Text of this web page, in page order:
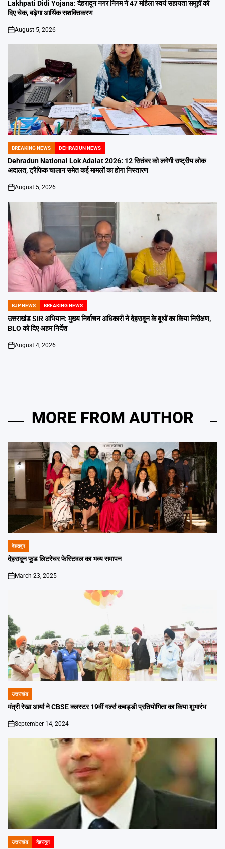
Lakhpati Didi Yojana: देहरादून नगर निगम ने 47 महिला स्वयं सहायता समूहों को
दिए चेक, बढ़ेगा आर्थिक सशक्तिकरण
on
August 5, 2026
POSTED
IN
BREAKING NEWS DEHRADUN NEWS
Dehradun National Lok Adalat 2026: 12 सितंबर को लगेगी राष्ट्रीय लोक
अदालत, ट्रैफिक चालान समेत कई मामलों का होगा निस्तारण
on
August 5, 2026
POSTED
IN
BJP NEWS BREAKING NEWS
उत्तराखंड SIR अभियान: मुख्य निर्वाचन अधिकारी ने देहरादून के बूथों का किया निरीक्षण,
BLO को दिए अहम निर्देश
on
August 4, 2026
MORE FROM AUTHOR
POSTED
IN
देहरादून
देहरादून फूड लिटरेचर फेस्टिवल का भव्य समापन
on
March 23, 2025
POSTED
IN
उत्तराखंड
मंत्री रेखा आर्या ने CBSE क्लस्टर 19वीं गर्ल्स कबड्डी प्रतियोगिता का किया शुभारंभ
on
September 14, 2024
POSTED
उत्तराखंड देहरादून